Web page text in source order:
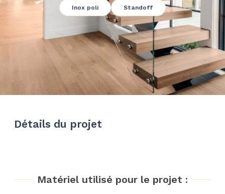
Inox poli Standoff
Détails du projet
Matériel utilisé pour le projet :